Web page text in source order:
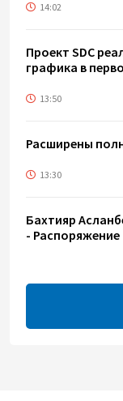
14:02
Проект SDC
графика в
13:50
Расширены
13:30
Бахтияр
- Распоряжение
bp о ходе